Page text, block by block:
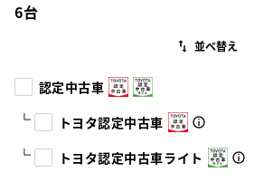
6台
認定中古車
トヨタ認定中古車
トヨタ認定中古車ライト